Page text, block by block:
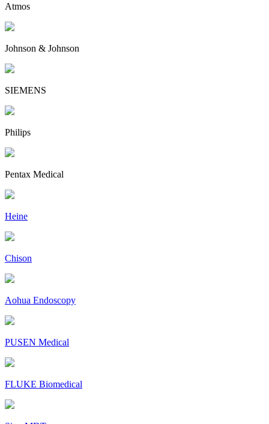
Atmos
Johnson & Johnson
SIEMENS
Philips
Pentax Medical
Heine
Chison
Aohua Endoscopy
PUSEN Medical
FLUKE Biomedical